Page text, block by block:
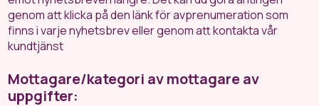
genom att klicka på den länk för avprenumeration som
finns i varje nyhetsbrev eller genom att kontakta vår
kundtjänst
Mottagare/kategori av mottagare av
uppgifter: